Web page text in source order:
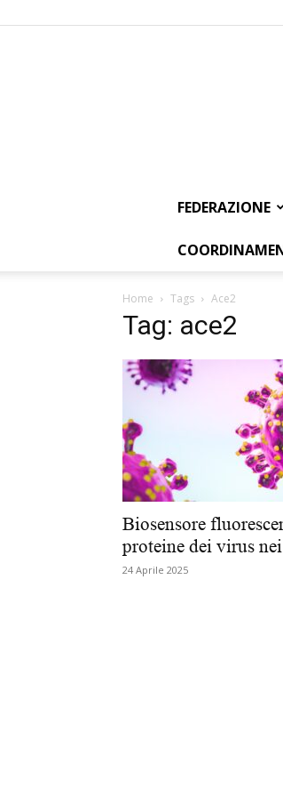
FEDERAZIONE
Home Tags Ace2
Tag: ace2
Biosensore
proteine dei virus
24 Aprile 2025